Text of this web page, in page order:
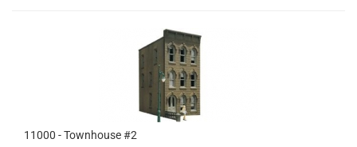
11000 - Townhouse #2